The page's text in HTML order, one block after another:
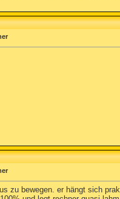
zu bewegen. er hängt sich